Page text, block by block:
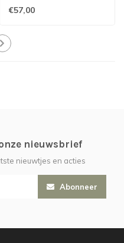
€57,00
nieuwsbrief
nieuwtjes en acties
Abonneer